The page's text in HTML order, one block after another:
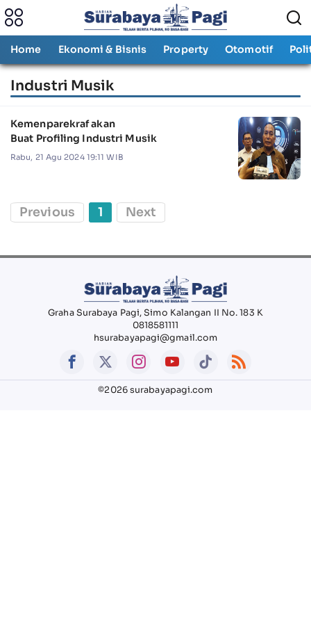
Home Ekonomi & Bisnis Property Otomotif
Industri Musik
Kemenparekraf akan
Buat Profiling Industri Musik
Rabu, 21 Agu 2024 19:11 WIB
Previous 1 Next
Graha Surabaya Pagi, Simo Kalangan II No. 183 K
0818581111
hsurabayapagi@gmail.com
©2026 surabayapagi.com